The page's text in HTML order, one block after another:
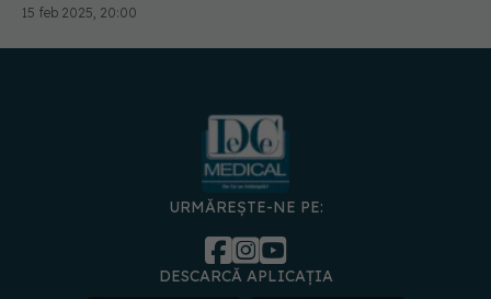
15 feb 2025, 20:00
URMĂREȘTE-NE PE:
DESCARCĂ APLICAȚIA